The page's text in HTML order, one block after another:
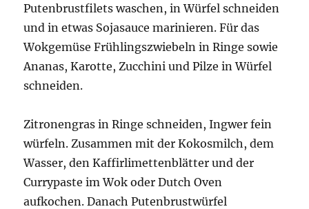
Putenbrustfilets waschen, in Würfel schneiden
und in etwas Sojasauce marinieren. Für das
Wokgemüse Frühlingszwiebeln in Ringe sowie
Ananas, Karotte, Zucchini und Pilze in Würfel
schneiden.
Zitronengras in Ringe schneiden, Ingwer fein
würfeln. Zusammen mit der Kokosmilch, dem
Wasser, den Kaffirlimettenblätter und der
Currypaste im Wok oder Dutch Oven
aufkochen. Danach Putenbrustwürfel